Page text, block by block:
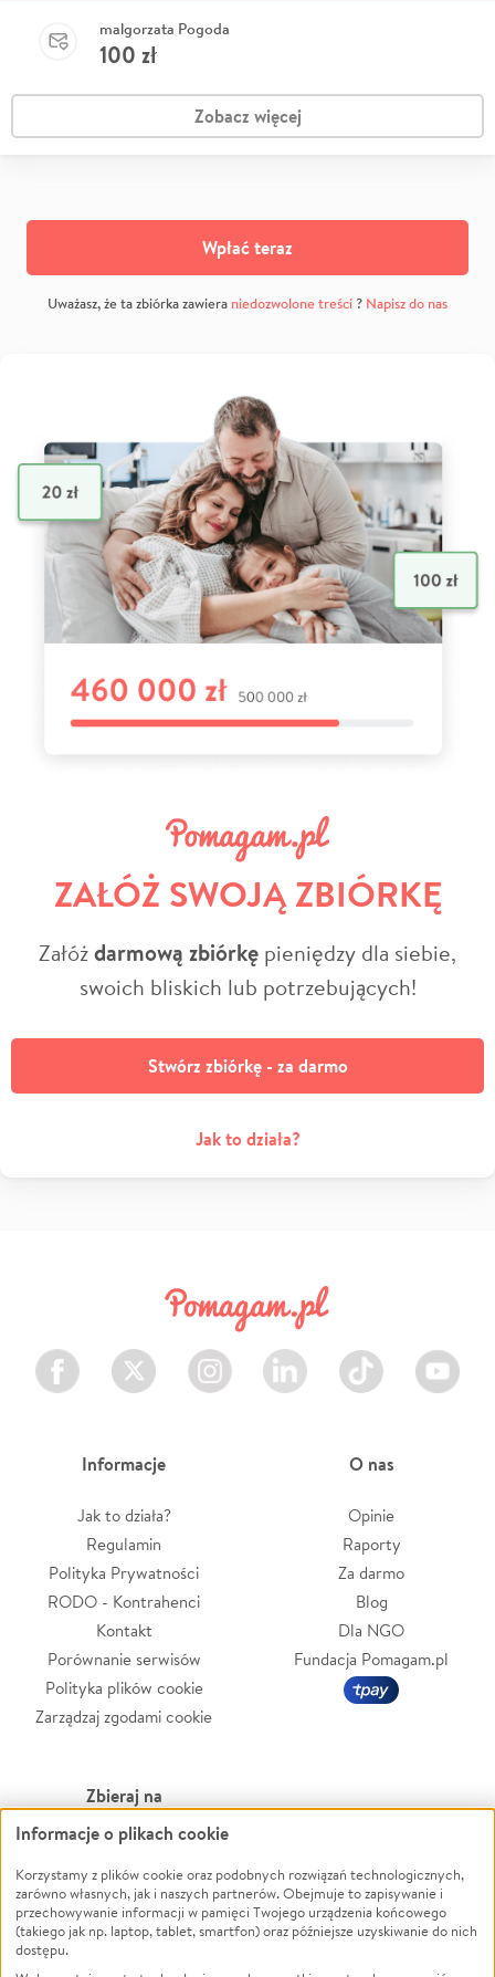
malgorzata Pogoda
100 zł
Zobacz więcej
Wpłać teraz
Uważasz, że ta zbiórka zawiera niedozwolone treści? Napisz do nas
ZAŁÓŻ SWOJĄ ZBIÓRKĘ
Załóżdarmową zbiórkę pieniędzy dla siebie,
swoich bliskich lub potrzebujących!
Stwórz zbiórkę - za darmo
Jak to działa?
Facebook Twitter Instagram LinkedIn TikTok Youtube
Informacje
Jak to działa?
Regulamin
Polityka Prywatności
RODO - Kontrahenci
Kontakt
Porównanie serwisów
Polityka plików cookie
Zarządzaj zgodami cookie
O nas
Opinie
Raporty
Za darmo
Blog
Dla NGO
Fundacja Pomagam.pl
Zbieraj na
Leczenie
Zwierzęta
Pożar
Ukraina
Powódź
Wichura
NGO
Informacje o plikach cookie
Korzystamy z plików cookie oraz podobnych rozwiązań technologicznych,
zarówno własnych, jak i naszych partnerów. Obejmuje to zapisywanie i
przechowywanie informacji w pamięci Twojego urządzenia końcowego
(takiego jak np. laptop, tablet, smartfon) oraz późniejsze uzyskiwanie do nich
dostępu.